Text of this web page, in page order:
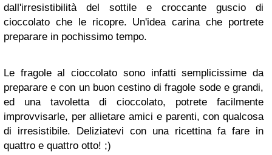
dall'irresistibilità del sottile e croccante guscio di
cioccolato che le ricopre. Un'idea carina che portrete
preparare in pochissimo tempo.
Le fragole al cioccolato sono infatti semplicissime da
preparare e con un buon cestino di fragole sode e grandi,
ed una tavoletta di cioccolato, potrete facilmente
improvvisarle, per allietare amici e parenti, con qualcosa
di irresistibile. Deliziatevi con una ricettina fa fare in
quattro e quattro otto! ;)